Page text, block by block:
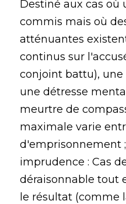
Destiné aux cas où
commis mais où
atténuantes
continus sur
conjoint battu), une
une détresse
meurtre de
maximale varie
d'emprisonnement
imprudence : Cas
déraisonnable tout
le résultat (comme